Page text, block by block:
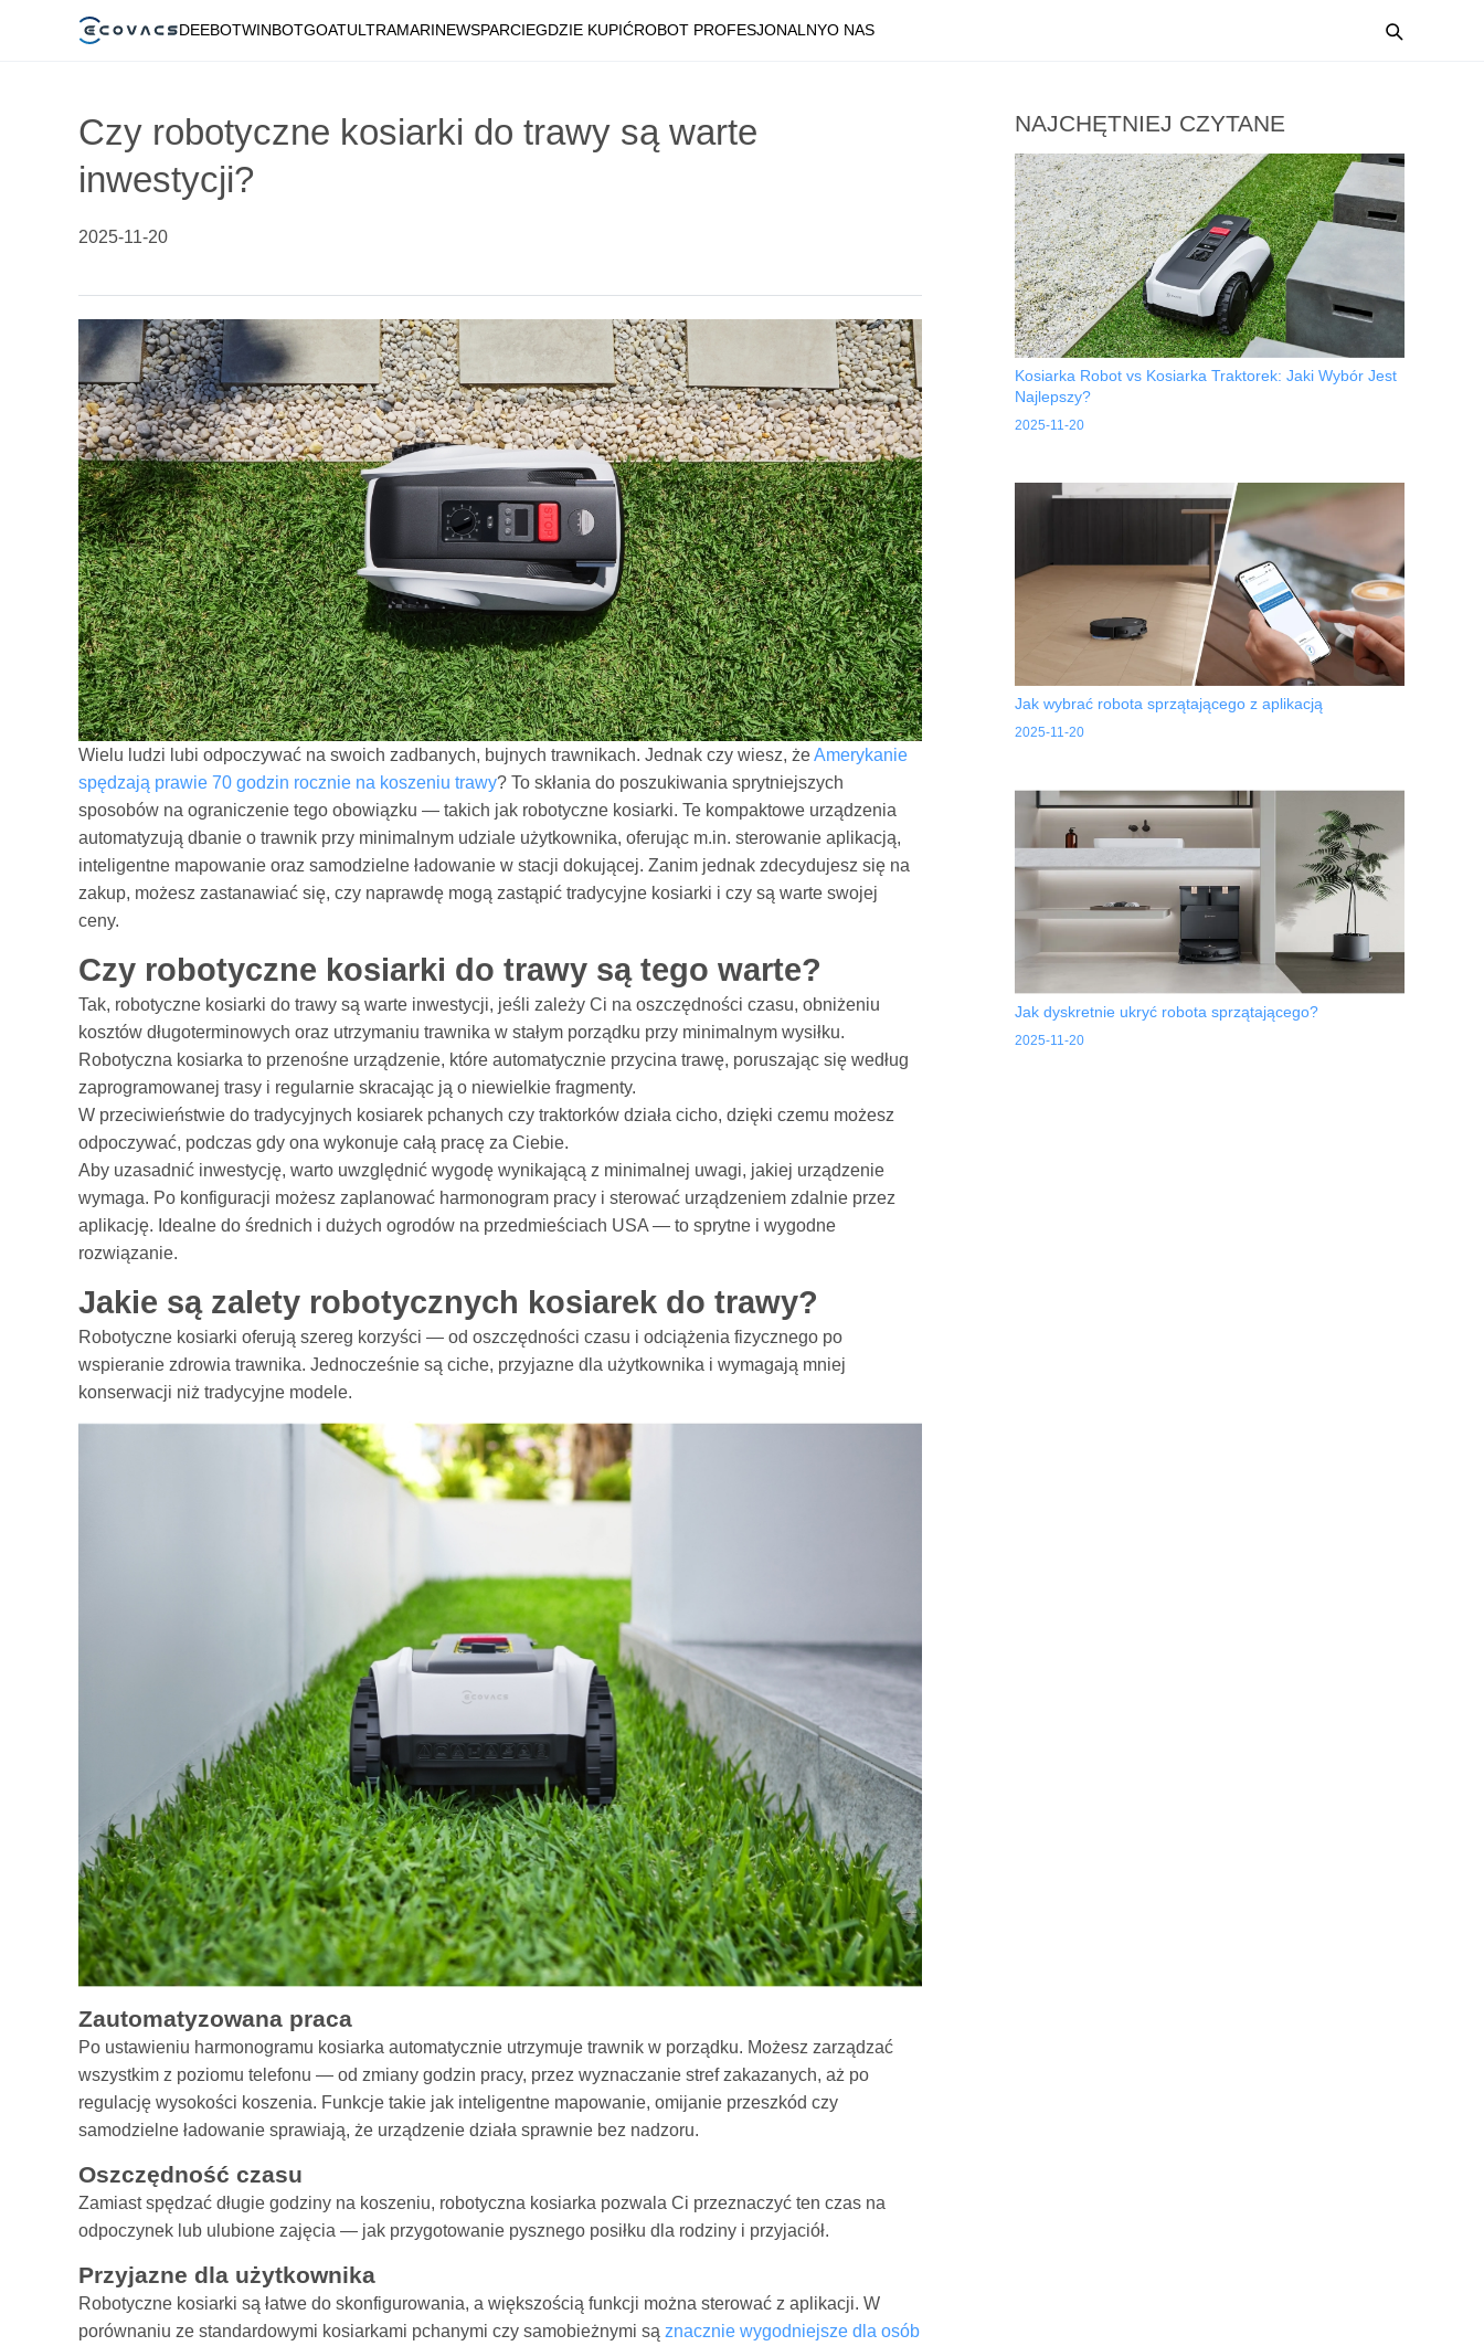
DEEBOTWINBOTGOATULTRAMARINEWSPARCIEGDZIE KUPIĆROBOT PROFESJONALNYO NAS
Czy robotyczne kosiarki do trawy są warte
inwestycji?
2025-11-20
Wielu ludzi lubi odpoczywać na swoich zadbanych, bujnych trawnikach. Jednak czy wiesz, żeAmerykanie
spędzają prawie 70 godzin rocznie na koszeniu trawy? To skłania do poszukiwania sprytniejszych
sposobów na ograniczenie tego obowiązku — takich jak robotyczne kosiarki. Te kompaktowe urządzenia
automatyzują dbanie o trawnik przy minimalnym udziale użytkownika, oferując m.in. sterowanie aplikacją,
inteligentne mapowanie oraz samodzielne ładowanie w stacji dokującej. Zanim jednak zdecydujesz się na
zakup, możesz zastanawiać się, czy naprawdę mogą zastąpić tradycyjne kosiarki i czy są warte swojej
ceny.
Czy robotyczne kosiarki do trawy są tego warte?
Tak, robotyczne kosiarki do trawy są warte inwestycji, jeśli zależy Ci na oszczędności czasu, obniżeniu
kosztów długoterminowych oraz utrzymaniu trawnika w stałym porządku przy minimalnym wysiłku.
Robotyczna kosiarka to przenośne urządzenie, które automatycznie przycina trawę, poruszając się według
zaprogramowanej trasy i regularnie skracając ją o niewielkie fragmenty.
W przeciwieństwie do tradycyjnych kosiarek pchanych czy traktorków działa cicho, dzięki czemu możesz
odpoczywać, podczas gdy ona wykonuje całą pracę za Ciebie.
Aby uzasadnić inwestycję, warto uwzględnić wygodę wynikającą z minimalnej uwagi, jakiej urządzenie
wymaga. Po konfiguracji możesz zaplanować harmonogram pracy i sterować urządzeniem zdalnie przez
aplikację. Idealne do średnich i dużych ogrodów na przedmieściach USA — to sprytne i wygodne
rozwiązanie.
Jakie są zalety robotycznych kosiarek do trawy?
Robotyczne kosiarki oferują szereg korzyści — od oszczędności czasu i odciążenia fizycznego po
wspieranie zdrowia trawnika. Jednocześnie są ciche, przyjazne dla użytkownika i wymagają mniej
konserwacji niż tradycyjne modele.
Zautomatyzowana praca
Po ustawieniu harmonogramu kosiarka automatycznie utrzymuje trawnik w porządku. Możesz zarządzać
wszystkim z poziomu telefonu — od zmiany godzin pracy, przez wyznaczanie stref zakazanych, aż po
regulację wysokości koszenia. Funkcje takie jak inteligentne mapowanie, omijanie przeszkód czy
samodzielne ładowanie sprawiają, że urządzenie działa sprawnie bez nadzoru.
Oszczędność czasu
Zamiast spędzać długie godziny na koszeniu, robotyczna kosiarka pozwala Ci przeznaczyć ten czas na
odpoczynek lub ulubione zajęcia — jak przygotowanie pysznego posiłku dla rodziny i przyjaciół.
Przyjazne dla użytkownika
Robotyczne kosiarki są łatwe do skonfigurowania, a większością funkcji można sterować z aplikacji. W
porównaniu ze standardowymi kosiarkami pchanymi czy samobieżnymi są znacznie wygodniejsze dla osób
NAJCHĘTNIEJ CZYTANE
Kosiarka Robot vs Kosiarka Traktorek: Jaki Wybór Jest
Najlepszy?
2025-11-20
Jak wybrać robota sprzątającego z aplikacją
2025-11-20
Jak dyskretnie ukryć robota sprzątającego?
2025-11-20